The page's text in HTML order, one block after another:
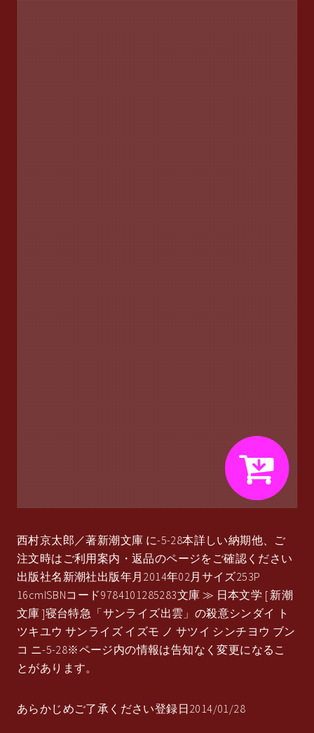
西村京太郎／著新潮文庫 に-5-28本詳しい納期他、ご
注文時はご利用案内・返品のページをご確認ください
出版社名新潮社出版年月2014年02月サイズ253P
16cmISBNコード9784101285283文庫 ≫ 日本文学 [ 新潮
文庫 ]寝台特急「サンライズ出雲」の殺意シンダイ ト
ツキユウ サンライズ イズモ ノ サツイ シンチヨウ ブン
コ ニ-5-28※ページ内の情報は告知なく変更になるこ
とがあります。
あらかじめご了承ください登録日2014/01/28